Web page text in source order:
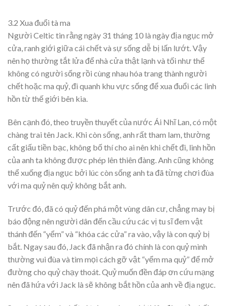
3.2 Xua đuổi tà ma
Người Celtic tin rằng ngày 31 tháng 10 là ngày địa ngục mở
cửa, ranh giới giữa cái chết và sự sống dễ bị lấn lướt. Vậy
nên họ thường tắt lửa để nhà cửa thật lạnh và tối như thể
không có người sống rồi cùng nhau hóa trang thành người
chết hoặc ma quỷ, đi quanh khu vực sống để xua đuổi các linh
hồn từ thế giới bên kia.
Bên cạnh đó, theo truyền thuyết của nước Ái Nhĩ Lan, có một
chàng trai tên Jack. Khi còn sống, anh rất tham lam, thường
cất giấu tiền bạc, không bố thí cho ai nên khi chết đi, linh hồn
của anh ta không được phép lên thiên đàng. Anh cũng không
thể xuống địa ngục bởi lúc còn sống anh ta đã từng chơi đùa
với ma quỷ nên quỷ không bắt anh.
Trước đó, đã có quỷ đến phá một vùng dân cư, chẳng may bị
báo động nên người dân đến cầu cứu các vị tu sĩ đem vật
thánh đến “yểm” và “khóa các cửa” ra vào, vậy là con quỷ bị
bắt. Ngay sau đó, Jack đã nhận ra đó chính là con quỷ mình
thường vui đùa và tìm mọi cách gỡ vật “yểm ma quỷ” để mở
đường cho quỷ chạy thoát. Quỷ muốn đền đáp ơn cứu mạng
nên đã hứa với Jack là sẽ không bắt hồn của anh về địa ngục.